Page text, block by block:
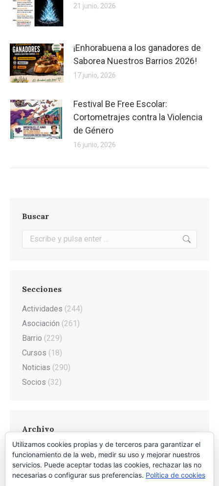
21 junio, 2026
¡Enhorabuena a los ganadores de
Saborea Nuestros Barrios 2026!
17 junio, 2026
Festival Be Free Escolar:
Cortometrajes contra la Violencia
de Género
16 junio, 2026
Buscar
Buscar:
Secciones
Actividades (244)
Asociación (261)
Barrio (229)
Cursos (18)
Noticias (290)
Socios (32)
Archivo
Archivo
Utilizamos cookies propias y de terceros para garantizar el
funcionamiento de la web, medir su uso y mejorar nuestros
servicios. Puede aceptar todas las cookies, rechazar las no
necesarias o configurar sus preferencias. Política de cookies